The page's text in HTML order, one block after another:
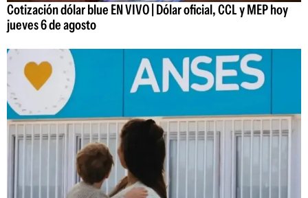
Cotización dólar blue EN VIVO | Dólar oficial, CCL y MEP hoy
jueves 6 de agosto